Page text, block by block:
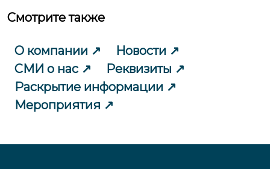
Смотрите также
О компании
Новости
СМИ о нас
Реквизиты
Раскрытие информации
Мероприятия